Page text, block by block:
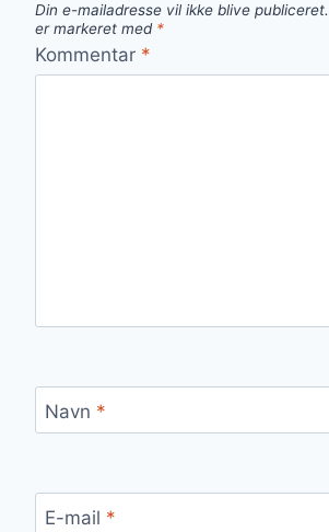
Din e-mailadresse vil ikke blive publiceret.
er markeret med *
Kommentar *
Navn *
E-mail *